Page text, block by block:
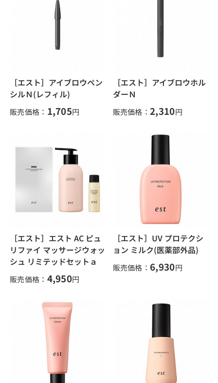
［エスト］アイブロウペン
シルＮ(レフィル)
販売価格： 1,705円
［エスト］アイブロウホル
ダーＮ
販売価格： 2,310円
［エスト］エスト AC ピュ
リファイ マッサージウォッ
シュ リミテッドセットａ
販売価格： 4,950円
［エスト］UV プロテクシ
ョン ミルク(医薬部外品)
販売価格： 6,930円